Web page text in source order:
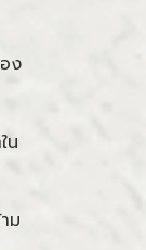
ง
น
ม